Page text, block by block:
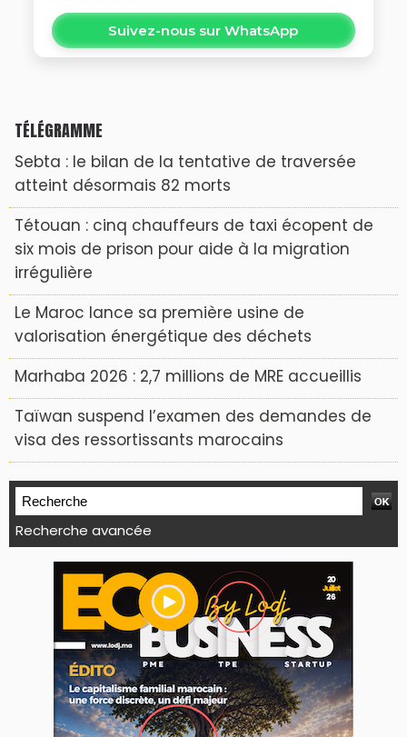
Suivez-nous sur WhatsApp
TÉLÉGRAMME
Sebta : le bilan de la tentative de traversée
atteint désormais 82 morts
Tétouan : cinq chauffeurs de taxi écopent de
six mois de prison pour aide à la migration
irrégulière
Le Maroc lance sa première usine de
valorisation énergétique des déchets
Marhaba 2026 : 2,7 millions de MRE accueillis
Taïwan suspend l’examen des demandes de
visa des ressortissants marocains
Recherche avancée
WEB TV LODJ24 : Youtube, kick et twitch
Plein écran